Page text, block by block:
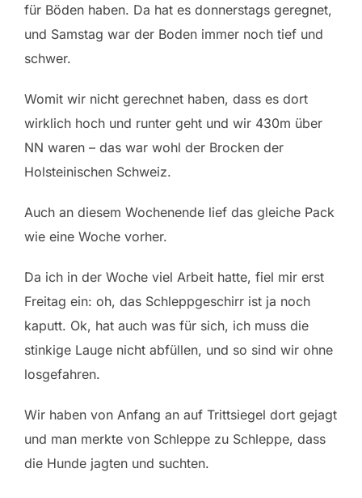
für Böden haben. Da hat es donnerstags geregnet,
und Samstag war der Boden immer noch tief und
schwer.
Womit wir nicht gerechnet haben, dass es dort
wirklich hoch und runter geht und wir 430m über
NN waren – das war wohl der Brocken der
Holsteinischen Schweiz.
Auch an diesem Wochenende lief das gleiche Pack
wie eine Woche vorher.
Da ich in der Woche viel Arbeit hatte, fiel mir erst
Freitag ein: oh, das Schleppgeschirr ist ja noch
kaputt. Ok, hat auch was für sich, ich muss die
stinkige Lauge nicht abfüllen, und so sind wir ohne
losgefahren.
Wir haben von Anfang an auf Trittsiegel dort gejagt
und man merkte von Schleppe zu Schleppe, dass
die Hunde jagten und suchten.